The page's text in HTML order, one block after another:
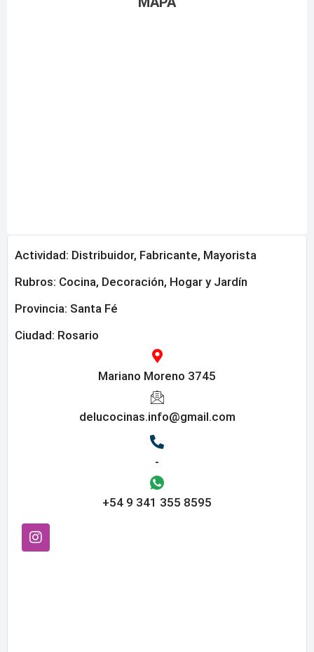
Actividad: Distribuidor, Fabricante, Mayorista
Rubros: Cocina, Decoración, Hogar y Jardín
Provincia: Santa Fé
Ciudad: Rosario
Mariano Moreno 3745
delucocinas.info@gmail.com
-
+54 9 341 355 8595